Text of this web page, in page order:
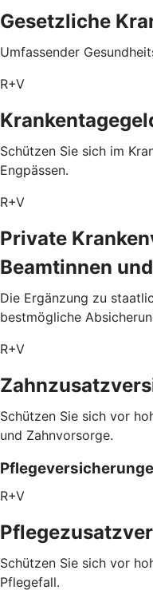
Gesetzliche
Umfassender
R+V
Schützen Sie sich im
Engpässen.
R+V
Private
Beamtinnen
Die Ergänzung zu
bestmögliche
R+V
Schützen Sie sich vor
und Zahnvorsorge.
R+V
Schützen Sie sich vor
Pflegefall.